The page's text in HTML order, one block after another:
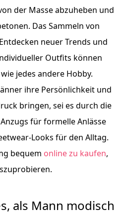
der Masse abzuheben und
Das Sammeln von
neuer Trends und
Outfits können
jedes andere Hobby.
ihre Persönlichkeit und
bringen, sei es durch die
für formelle Anlässe
Looks für den Alltag.
bequem online zu kaufen,
als Mann modisch